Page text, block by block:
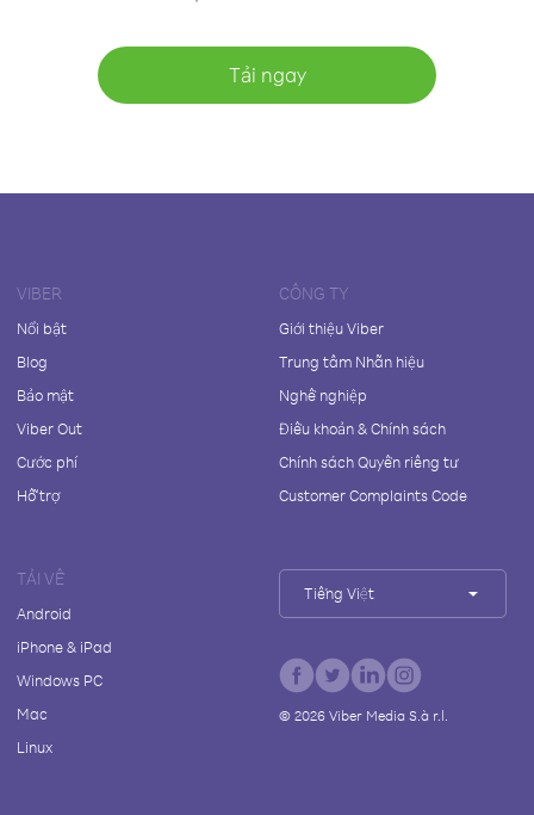
Tải ngay
VIBER
Nổi bật
Blog
Bảo mật
Viber Out
Cước phí
Hỗ trợ
CÔNG TY
Giới thiệu Viber
Trung tâm Nhãn hiệu
Nghề nghiệp
Điều khoản & Chính sách
Chính sách Quyền riêng tư
Customer Complaints Code
TẢI VỀ
Android
iPhone & iPad
Windows PC
Mac
Linux
Tiếng Việt
© 2026Viber Media S.à r.l.